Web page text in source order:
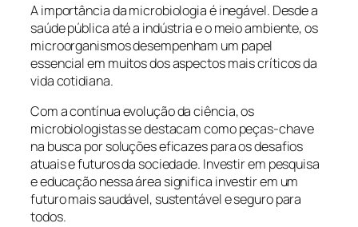
A importância da microbiologia é inegável. Desde a
saúde pública até a indústria e o meio ambiente, os
microorganismos desempenham um papel
essencial em muitos dos aspectos mais críticos da
vida cotidiana.
Com a contínua evolução da ciência, os
microbiologistas se destacam como peças-chave
na busca por soluções eficazes para os desafios
atuais e futuros da sociedade. Investir em pesquisa
e educação nessa área significa investir em um
futuro mais saudável, sustentável e seguro para
todos.